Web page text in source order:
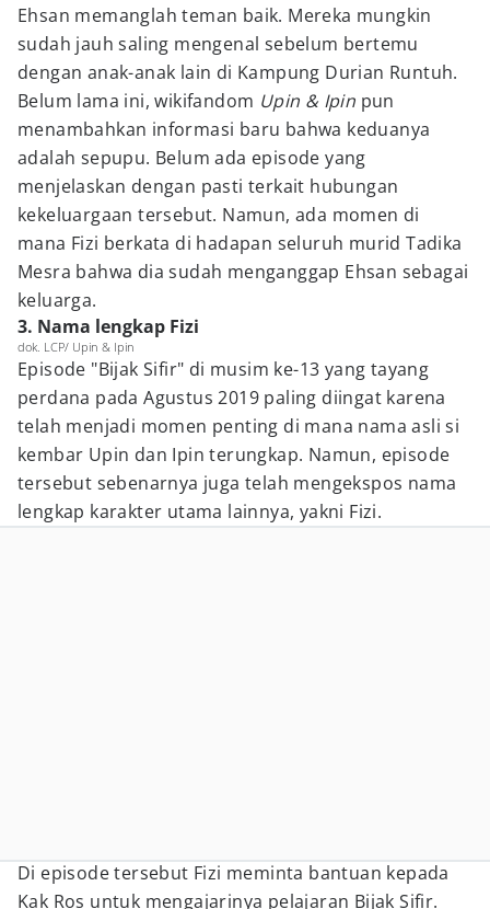
Ehsan memanglah teman baik. Mereka mungkin
sudah jauh saling mengenal sebelum bertemu
dengan anak-anak lain di Kampung Durian Runtuh.
Belum lama ini, wikifandom Upin & Ipin pun
menambahkan informasi baru bahwa keduanya
adalah sepupu. Belum ada episode yang
menjelaskan dengan pasti terkait hubungan
kekeluargaan tersebut. Namun, ada momen di
mana Fizi berkata di hadapan seluruh murid Tadika
Mesra bahwa dia sudah menganggap Ehsan sebagai
keluarga.
3. Nama lengkap Fizi
dok. LCP/ Upin & Ipin
Episode "Bijak Sifir" di musim ke-13 yang tayang
perdana pada Agustus 2019 paling diingat karena
telah menjadi momen penting di mana nama asli si
kembar Upin dan Ipin terungkap. Namun, episode
tersebut sebenarnya juga telah mengekspos nama
lengkap karakter utama lainnya, yakni Fizi.
Di episode tersebut Fizi meminta bantuan kepada
Kak Ros untuk mengajarinya pelajaran Bijak Sifir.